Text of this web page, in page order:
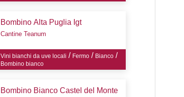
Bombino Alta Puglia Igt
Cantine Teanum
Vini bianchi da uve locali / Fermo / Bianco /
Bombino bianco
Bombino Bianco Castel del Monte